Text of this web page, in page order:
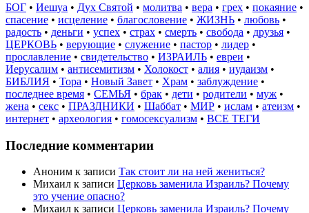
БОГ • Иешуа • Дух Святой • молитва • вера • грех • покаяние •
спасение • исцеление • благословение • ЖИЗНЬ • любовь •
радость • деньги • успех • страх • смерть • свобода • друзья •
ЦЕРКОВЬ • верующие • служение • пастор • лидер •
прославление • свидетельство • ИЗРАИЛЬ • евреи •
Иерусалим • антисемитизм • Холокост • алия • иудаизм •
БИБЛИЯ • Тора • Новый Завет • Храм • заблуждение •
последнее время • СЕМЬЯ • брак • дети • родители • муж •
жена • секс • ПРАЗДНИКИ • Шаббат • МИР • ислам • атеизм •
интернет • археология • гомосексуализм • ВСЕ ТЕГИ
Последние комментарии
Аноним к записи Так стоит ли на ней жениться?
Михаил к записи Церковь заменила Израиль? Почему
это учение опасно?
Михаил к записи Церковь заменила Израиль? Почему